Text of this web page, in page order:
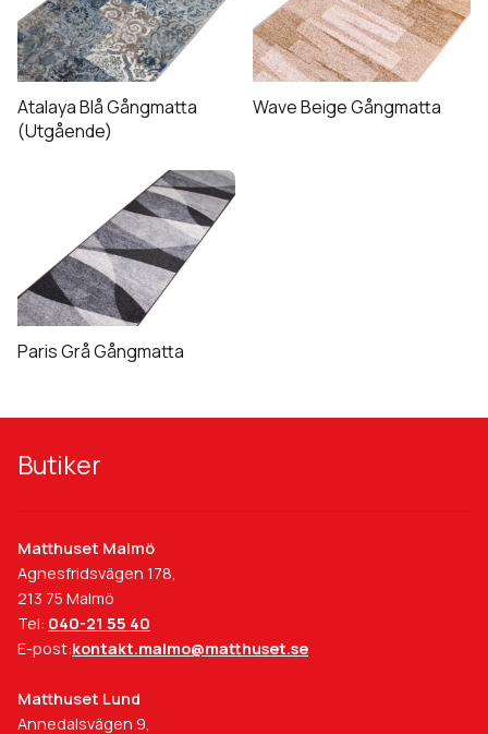
Atalaya Blå Gångmatta
(Utgående)
Wave Beige Gångmatta
Paris Grå Gångmatta
Butiker
Matthuset Malmö
Agnesfridsvägen 178,
213 75 Malmö
Tel: 040-21 55 40
E-post:kontakt.malmo@matthuset.se
Matthuset Lund
Annedalsvägen 9,